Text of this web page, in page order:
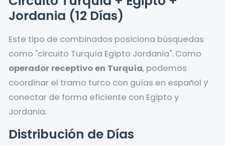
Jordania (12 Días)
Este tipo de combinados posiciona búsquedas
como "circuito Turquía Egipto Jordania". Como
operador receptivo en Turquía, podemos
coordinar el tramo turco con guías en español y
conectar de forma eficiente con Egipto y
Jordania.
Distribución de Días